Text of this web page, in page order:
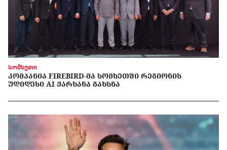
სომხეთი
ᲙᲝᲛᲞᲐᲜᲘᲐ FIREBIRD-ᲛᲐ ᲡᲝᲛᲮᲔᲗᲨᲘ ᲠᲔᲒᲘᲝᲜᲘᲡ
ᲣᲓᲘᲓᲔᲡᲘ AI ᲥᲐᲠᲮᲐᲜᲐ ᲒᲐᲮᲡᲜᲐ